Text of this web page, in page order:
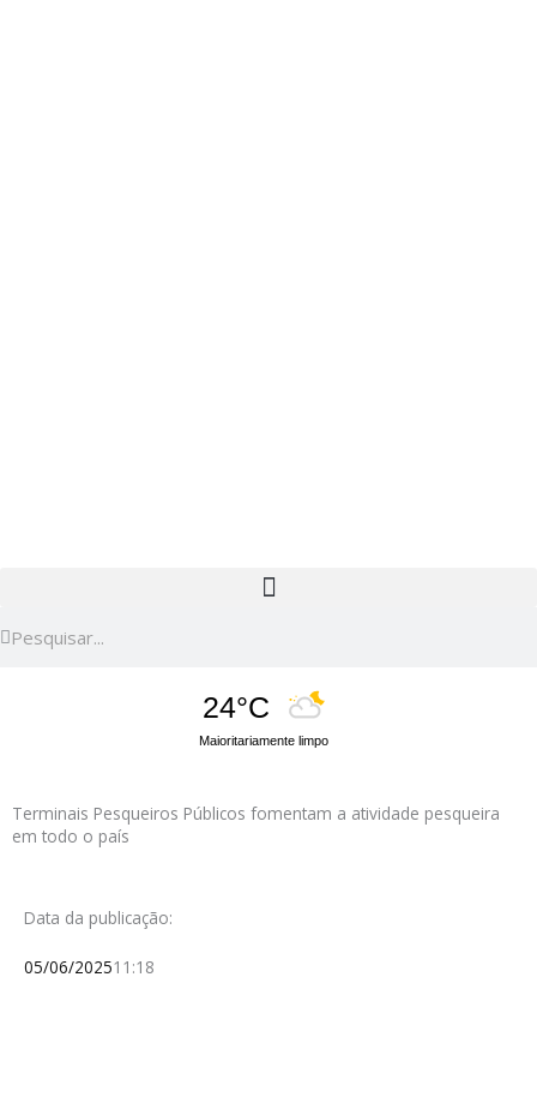
24°C
Maioritariamente limpo
Terminais Pesqueiros Públicos fomentam a atividade pesqueira
em todo o país
Data da publicação:
05/06/202511:18